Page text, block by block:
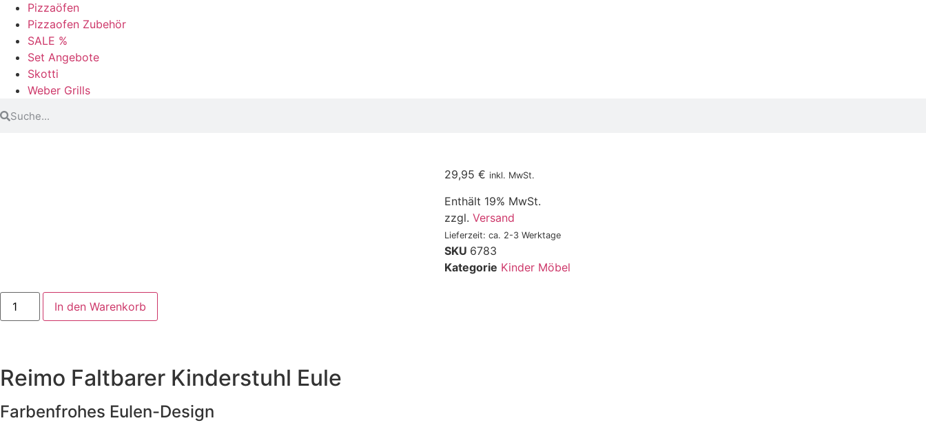
Pizzaöfen
Pizzaofen Zubehör
SALE %
Set Angebote
Skotti
Weber Grills
29,95€ inkl. MwSt.
Enthält 19% MwSt.
zzgl.Versand
Lieferzeit: ca. 2-3 Werktage
SKU 6783
Kategorie Kinder Möbel
In den Warenkorb
Reimo Faltbarer Kinderstuhl Eule
Farbenfrohes Eulen-Design